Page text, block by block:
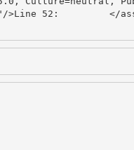
/>Line 52 : </